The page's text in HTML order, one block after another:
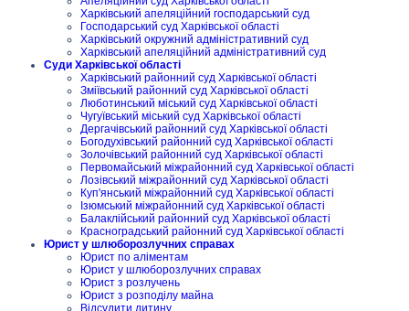
Харківський апеляційний господарський суд
Господарський суд Харківської області
Харківський окружний адміністративний суд
Харківський апеляційний адміністративний суд
Суди Харківської області
Харківський районний суд Харківської області
Зміївський районний суд Харківської області
Люботинський міський суд Харківської області
Чугуївський міський суд Харківської області
Дергачівський районний суд Харківської області
Богодухівський районний суд Харківської області
Золочівський районний суд Харківської області
Первомайський міжрайонний суд Харківської області
Лозівський міжрайонний суд Харківської області
Куп'янський міжрайонний суд Харківської області
Ізюмський міжрайонний суд Харківської області
Балаклійський районний суд Харківської області
Красноградський районний суд Харківської області
Юрист у шлюборозлучних справах
Юрист по аліментам
Юрист у шлюборозлучних справах
Юрист з розлучень
Юрист з розподілу майна